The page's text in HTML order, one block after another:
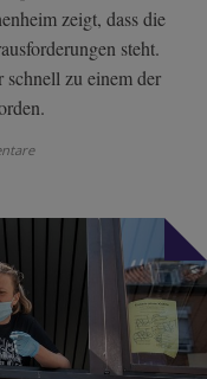
zeigt, dass die
steht.
zu einem der